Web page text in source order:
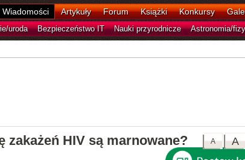
Wiadomości Artykuły Forum Książki Konkursy
uroda Bezpieczeństwo IT Nauki przyrodnicze Astronomia/
A
A
zakażeń HIV są marnowane?